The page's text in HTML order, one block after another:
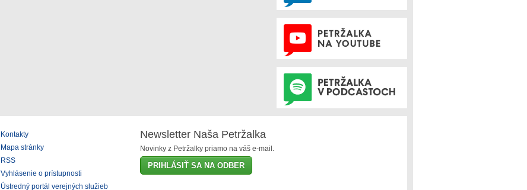
Kontakty
Mapa stránky
RSS
Vyhlásenie o prístupnosti
Ústredný portál verejných služieb
Newsletter Naša Petržalka
Novinky z Petržalky priamo na váš e-mail.
PRIHLÁSIŤ SA NA ODBER